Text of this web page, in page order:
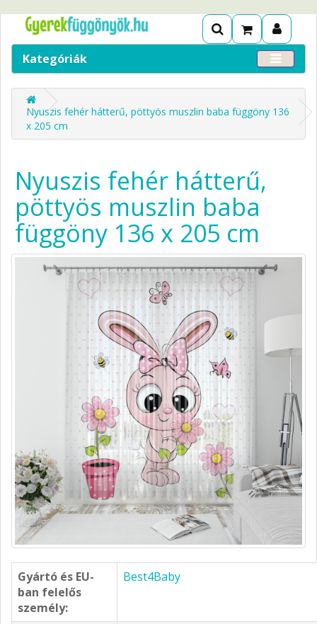
Kategóriák
Nyuszis fehér hátterű, pöttyös muszlin baba függöny 136
x 205 cm
Nyuszis fehér hátterű,
pöttyös muszlin baba
függöny 136 x 205 cm
Gyártó és EU-
ban felelős
személy:
Best4Baby